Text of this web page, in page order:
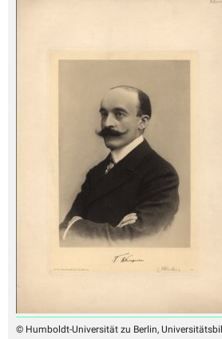
© Humboldt-Universität zu Berlin,